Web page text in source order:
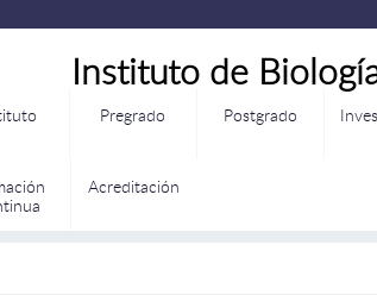
Instituto de
Pregrado Postgrado
Acreditación